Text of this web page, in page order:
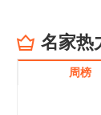
名家热
周榜